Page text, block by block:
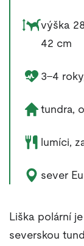
výška
42 cm
Délka
3–4
Životní
tundra,
Potrava
lumíci,
Výskyt
sever
Liška polární
severskou